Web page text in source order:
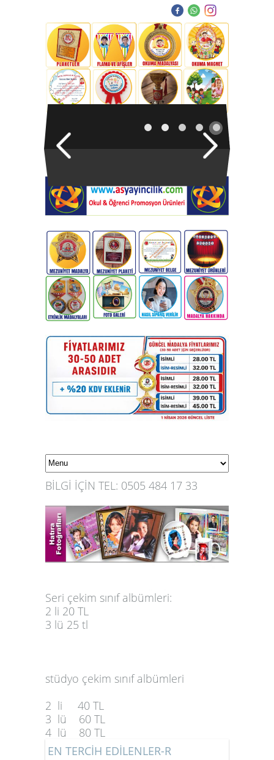
BİLGİ İÇİN TEL: 0505 484 17 33
Seri çekim sınıf albümleri:
2 li 20 TL
3 lü 25 tl
stüdyo çekim sınıf albümleri
2 li 40 TL
3 lü 60 TL
4 lü 80 TL
EN TERCİH EDİLENLER-R